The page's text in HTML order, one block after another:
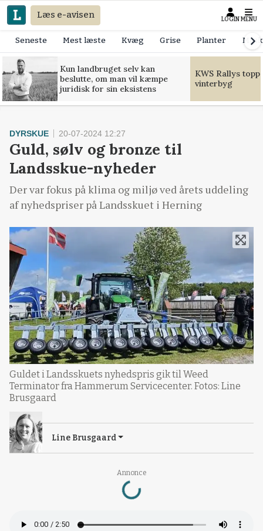
Læs e-avisen LOGIN MENU
Seneste Mest læste Kvæg Grise Planter
Kun landbruget selv kan
beslutte, om man vil kæmpe
juridisk for sin eksistens
KWS Rallys
vinterbyg
Annonce
Loading...
DYRSKUE 20-07-2024 12:27
Guld, sølv og bronze til
Landsskue-nyheder
Der var fokus på klima og miljø ved årets uddeling
af nyhedspriser på Landsskuet i Herning
Guldet i Landsskuets nyhedspris gik til Weed
Terminator fra Hammerum Servicecenter. Fotos: Line
Brusgaard
Line Brusgaard